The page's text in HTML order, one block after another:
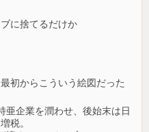
に捨てるだけか
初からこういう絵図だった
亜企業を潤わせ、後始末は日
税。